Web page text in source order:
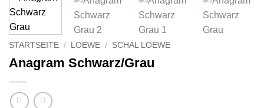
Add to
wishlist
STARTSEITE / LOEWE / SCHAL LOEWE
Anagram Schwarz/Grau